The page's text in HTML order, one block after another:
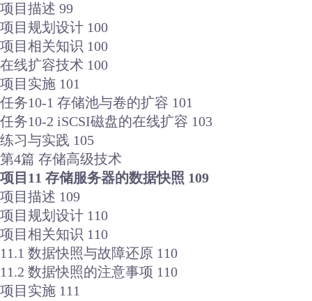
项目描述 99
项目规划设计 100
项目相关知识 100
在线扩容技术 100
项目实施 101
任务10-1 存储池与卷的扩容 101
任务10-2 iSCSI磁盘的在线扩容 103
练习与实践 105
第4篇 存储高级技术
项目11 存储服务器的数据快照 109
项目描述 109
项目规划设计 110
项目相关知识 110
11.1 数据快照与故障还原 110
11.2 数据快照的注意事项 110
项目实施 111